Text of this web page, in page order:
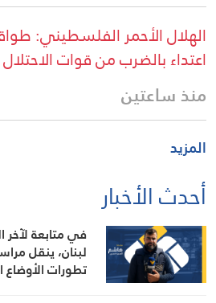
الهلال الأحمر الفلسطيني:
اعتداء بالضرب من قوات
منذ ساعتين
المزيد
أحدث الأخبار
في متابعة
لبنان، ينقل
تطورات الأوضاع